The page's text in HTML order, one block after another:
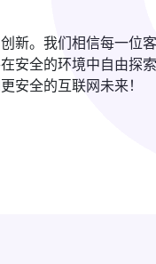
新。我们相信每一位
安全的环境中自由探
安全的互联网未来！